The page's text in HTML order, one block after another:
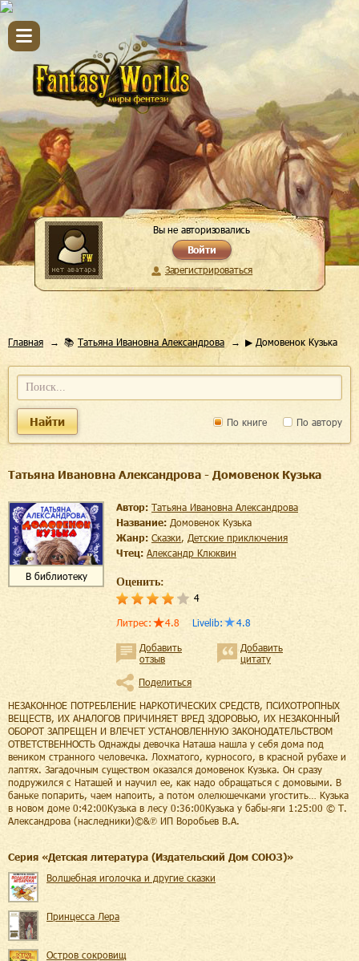
Вы не авторизовались
Войти
Зарегистрироваться
Главная 📚 Татьяна Ивановна Александрова ▶ Домовенок Кузька
По книге По автору
Найти
Татьяна Ивановна Александрова - Домовенок Кузька
В библиотеку
Автор: Татьяна Ивановна Александрова
Название: Домовенок Кузька
Жанр:
сказки,
детские приключения
Чтец:
Александр Клюквин
Оценить:
4
Литрес: 4.8 Livelib: 4.8
Добавить
отзыв
Добавить
цитату
Поделиться
НЕЗАКОННОЕ ПОТРЕБЛЕНИЕ НАРКОТИЧЕСКИХ СРЕДСТВ, ПСИХОТРОПНЫХ
ВЕЩЕСТВ, ИХ АНАЛОГОВ ПРИЧИНЯЕТ ВРЕД ЗДОРОВЬЮ, ИХ НЕЗАКОННЫЙ
ОБОРОТ ЗАПРЕЩЕН И ВЛЕЧЕТ УСТАНОВЛЕННУЮ ЗАКОНОДАТЕЛЬСТВОМ
ОТВЕТСТВЕННОСТЬ Однажды девочка Наташа нашла у себя дома под
веником странного человечка. Лохматого, курносого, в красной рубахе и
лаптях. Загадочным существом оказался домовенок Кузька. Он сразу
подружился с Наташей и научил ее, как надо обращаться с домовыми. В
баньке попарить, чаем напоить, а потом олелюшечками угостить… Кузька
в новом доме 0:42:00Кузька в лесу 0:36:00Кузька у бабы-яги 1:25:00 © Т.
Александрова (наследники)©&℗ ИП Воробьев В.А.
Cерия «Детская литература (Издательский Дом СОЮЗ)»
Волшебная иголочка и другие сказки
Принцесса Лера
Остров сокровищ